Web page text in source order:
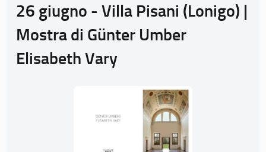
26 giugno - Villa Pisani (Lonigo) |
Mostra di Günter Umber
Elisabeth Vary